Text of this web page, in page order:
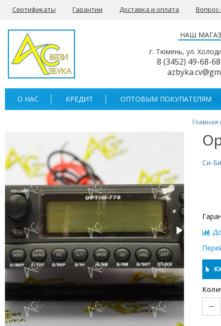
Сертификаты Гарантии Доставка и оплата
НАШ
г. Тюмень, ул.
8 (3452) 49-68-68
О НАС КРЕДИТ ОПТОВЫМ ПОКУПАТЕЛЯМ
Главная
Си-